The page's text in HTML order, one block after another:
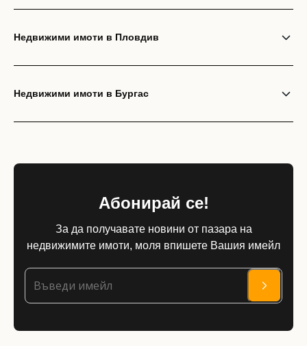
Недвижими имоти в Пловдив
Недвижими имоти в Бургас
Абонирай се!
За да получавате новини от пазара на
недвижимите имоти, моля впишете Вашия имейл